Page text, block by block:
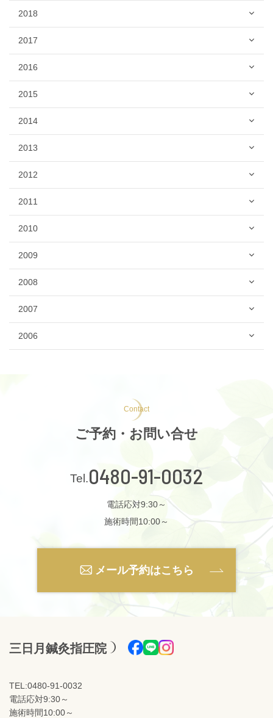
2018
2017
2016
2015
2014
2013
2012
2011
2010
2009
2008
2007
2006
Contact
ご予約・お問い合せ
0480-91-0032
電話応対9:30～
施術時間10:00～
メール予約はこちら
三日月鍼灸指圧院
TEL:0480-91-0032
電話応対9:30～
施術時間10:00～